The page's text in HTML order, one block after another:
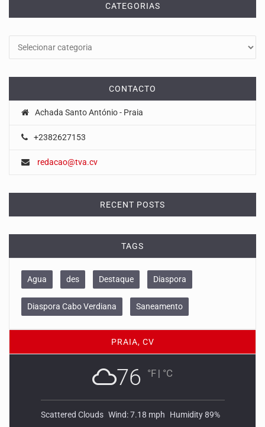
CATEGORIAS
CONTACTO
Achada Santo António - Praia
+2382627153
redacao@tva.cv
RECENT POSTS
TAGS
Agua des Destaque Diaspora
Diaspora Cabo Verdiana Saneamento
PRAIA, CV
76 °F | °C
Scattered Clouds Wind: 7.18 mph Humidity 89%